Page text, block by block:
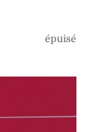
épuisé